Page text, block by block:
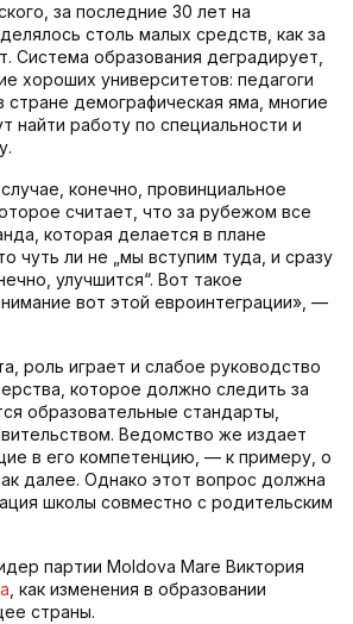
за последние 30 лет на
столь малых средств, как за
Система образования деградирует,
хороших университетов: педагоги
демографическая яма, многие
найти работу по специальности и
конечно, провинциальное
считает, что за рубежом все
которая делается в плане
чуть ли не „мы вступим туда, и сразу
улучшится“. Вот такое
вот этой евроинтеграции», —
роль играет и слабое руководство
которое должно следить за
образовательные стандарты,
Ведомство же издает
в его компетенцию, — к примеру, о
далее. Однако этот вопрос должна
школы совместно с родительским
партии Moldova Mare Виктория
, как изменения в образовании
страны.